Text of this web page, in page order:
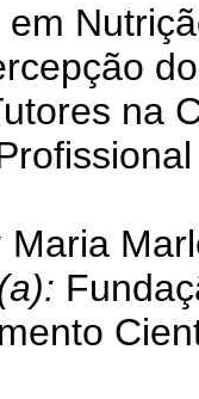
na
Maria